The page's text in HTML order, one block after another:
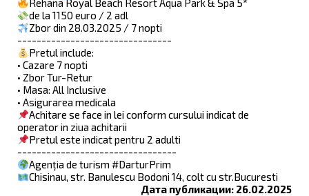
Rehana Royal Beach Resort Aqua Park & Spa 5*
de la 1150 euro / 2 adl
Zbor din 28.03.2025 / 7 nopti
--------------------------------
Pretul include:
• Cazare 7 nopti
• Zbor Tur-Retur
• Masa: All Inclusive
• Asigurarea medicala
Achitare se face in lei conform cursului indicat de
operator in ziua achitarii
Pretul este indicat pentru 2 adulti
---------------------------------
Agenția de turism #DarturPrim
Chisinau, str. Banulescu Bodoni 14, colt cu str.Bucuresti
Дата публикации: 26.02.2025